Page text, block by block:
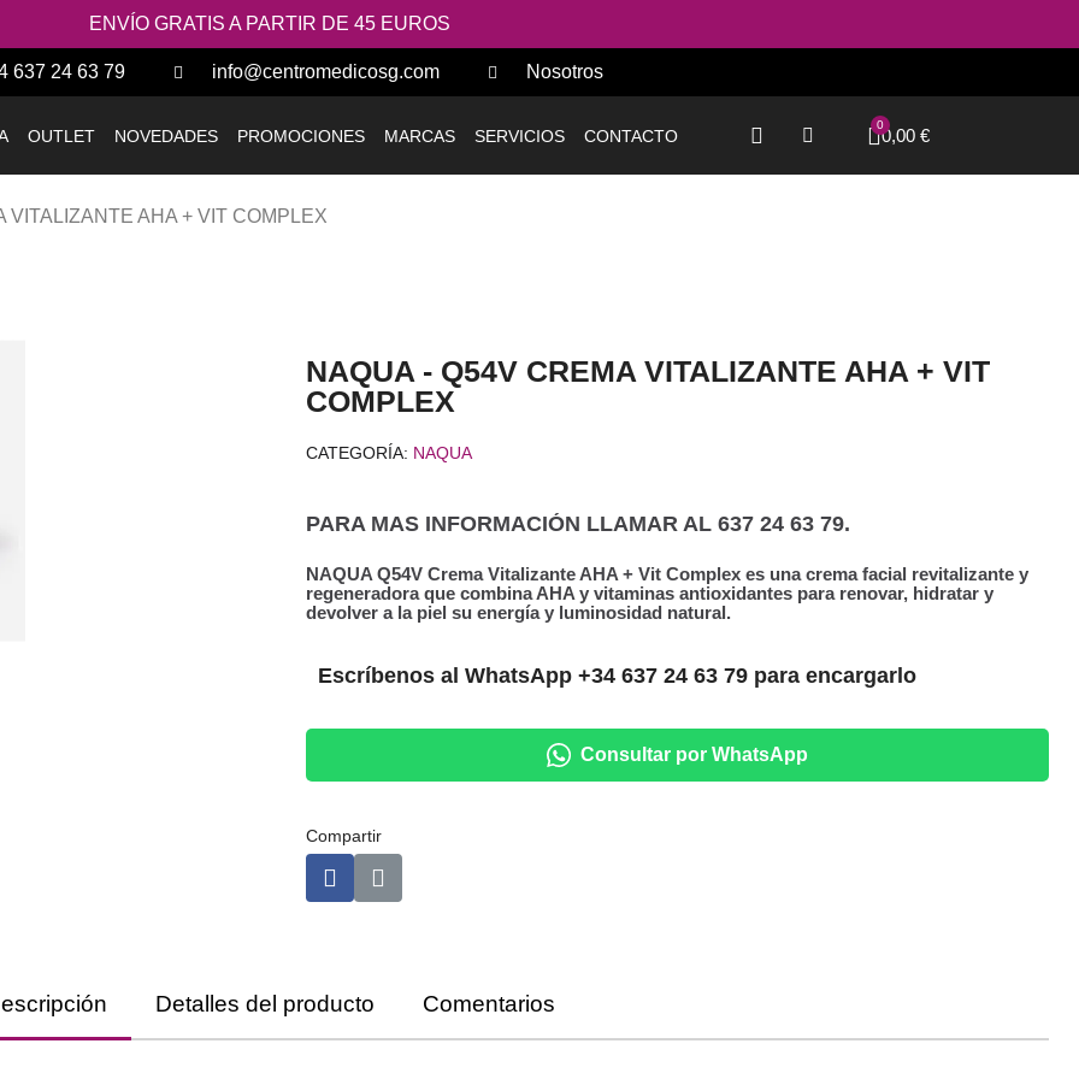
ENVÍO GRATIS A PARTIR DE 45 EUROS
637 24 63 79 info@centromedicosg.com Nosotros
OUTLET NOVEDADES PROMOCIONES MARCAS SERVICIOS CONTACTO 0,00 €
VITALIZANTE AHA + VIT COMPLEX
NAQUA - Q54V CREMA VITALIZANTE AHA + VIT
COMPLEX
CATEGORÍA NAQUA
PARA MAS INFORMACIÓN LLAMAR AL 637 24 63 79.
NAQUA Q54V Crema Vitalizante AHA + Vit Complex es una crema facial revitalizante y
regeneradora que combina AHA y vitaminas antioxidantes para renovar, hidratar y
devolver a la piel su energía y luminosidad natural.
Escríbenos al WhatsApp +34 637 24 63 79 para encargarlo
Consultar por WhatsApp
Compartir
Detalles del producto Comentarios